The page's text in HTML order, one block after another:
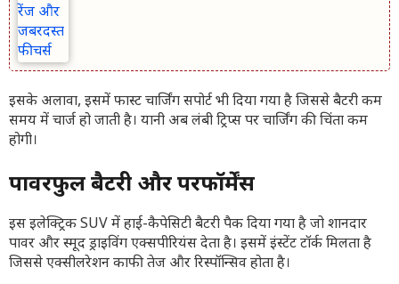
इसके अलावा, इसमें फास्ट चार्जिंग सपोर्ट भी दिया गया है जिससे बैटरी कम
समय में चार्ज हो जाती है। यानी अब लंबी ट्रिप्स पर चार्जिंग की चिंता कम
होगी।
पावरफुल बैटरी और परफॉर्मेंस
इस इलेक्ट्रिक SUV में हाई-कैपेसिटी बैटरी पैक दिया गया है जो शानदार
पावर और स्मूद ड्राइविंग एक्सपीरियंस देता है। इसमें इंस्टेंट टॉर्क मिलता है
जिससे एक्सीलरेशन काफी तेज और रिस्पॉन्सिव होता है।